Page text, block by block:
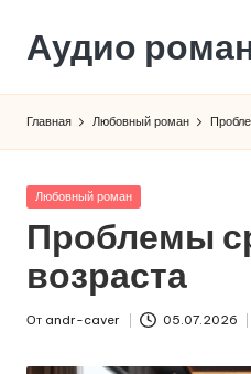
Перейти
содержимому
Аудио
Главная Любовный роман
Опубликовано
Любовный роман
Проблемы
возраста
От andr-caver 05.07.2026